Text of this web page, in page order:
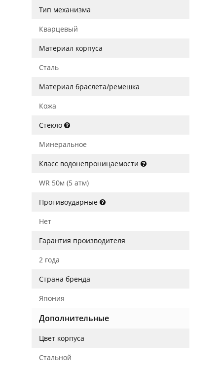
Тип механизма
Кварцевый
Материал корпуса
Сталь
Материал браслета/ремешка
Кожа
Стекло
Минеральное
Класс водонепроницаемости
WR 50м (5 атм)
Противоударные
Нет
Гарантия производителя
2 года
Страна бренда
Япония
Дополнительные
Цвет корпуса
Стальной